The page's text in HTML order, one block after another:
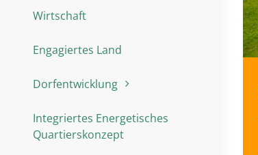
Wirtschaft
Engagiertes Land
Dorfentwicklung
Integriertes Energetisches
Quartierskonzept